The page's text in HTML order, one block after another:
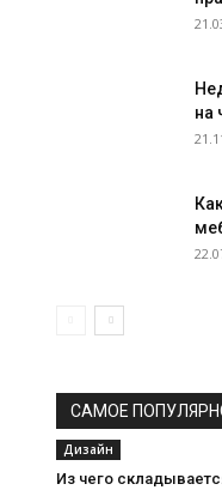
на
САМОЕ
Дизайн
Из чего